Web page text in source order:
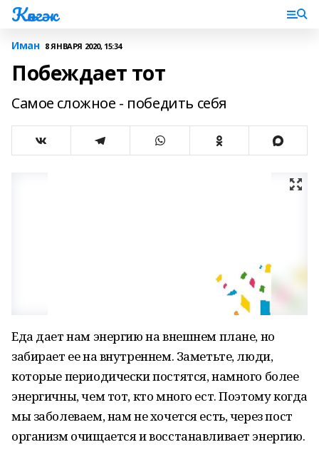
Көнгәк
Иман 8 ЯНВАРЯ 2020, 15:34
Побеждает тот
Самое сложное - победить себя
Еда дает нам энергию на внешнем плане, но
забирает ее на внутреннем. Заметьте, люди,
которые периодически постятся, намного более
энергичны, чем тот, кто много ест. Поэтому когда
мы заболеваем, нам не хочется есть, через пост
организм очищается и восстанавливает энергию.